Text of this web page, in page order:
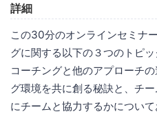
詳細
この30分のオンラインセミナ
グに関する以下の３つのトピッ
コーチングと他のアプローチ
グ環境を共に創る秘訣と、チ
にチームと協力するかについて